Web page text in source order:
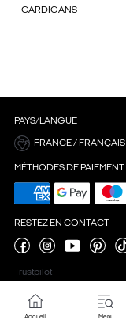
CARDIGANS
PAYS/LANGUE
FRANCE / FRANÇAIS
MÉTHODES DE PAIEMENT
RESTEZ EN CONTACT
Trustpilot
Accueil Menu